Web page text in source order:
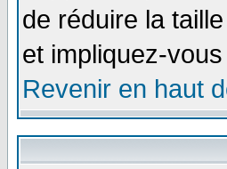
de réduire la
et impliquez-
Revenir en haut